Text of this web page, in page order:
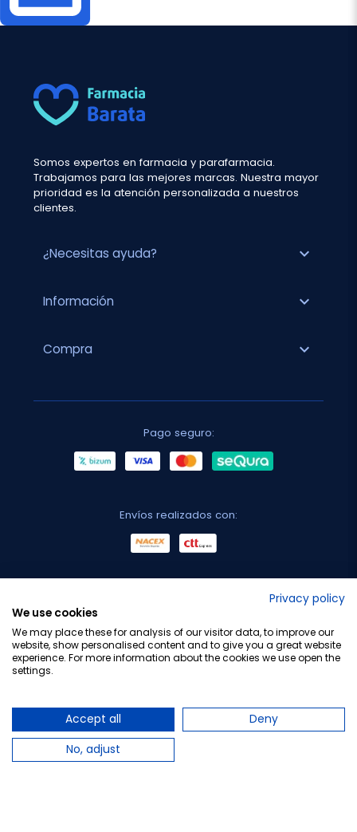
Somos expertos en farmacia y parafarmacia.
Trabajamos para las mejores marcas. Nuestra mayor
prioridad es la atención personalizada a nuestros
clientes.
¿Necesitas ayuda? expand_more
Información expand_more
Compra expand_more
Pago seguro:
Envíos realizados con:
Privacy policy
We use cookies
We may place these for analysis of our visitor data, to improve our
website, show personalised content and to give you a great website
experience. For more information about the cookies we use open the
settings.
Accept all
Deny
No, adjust